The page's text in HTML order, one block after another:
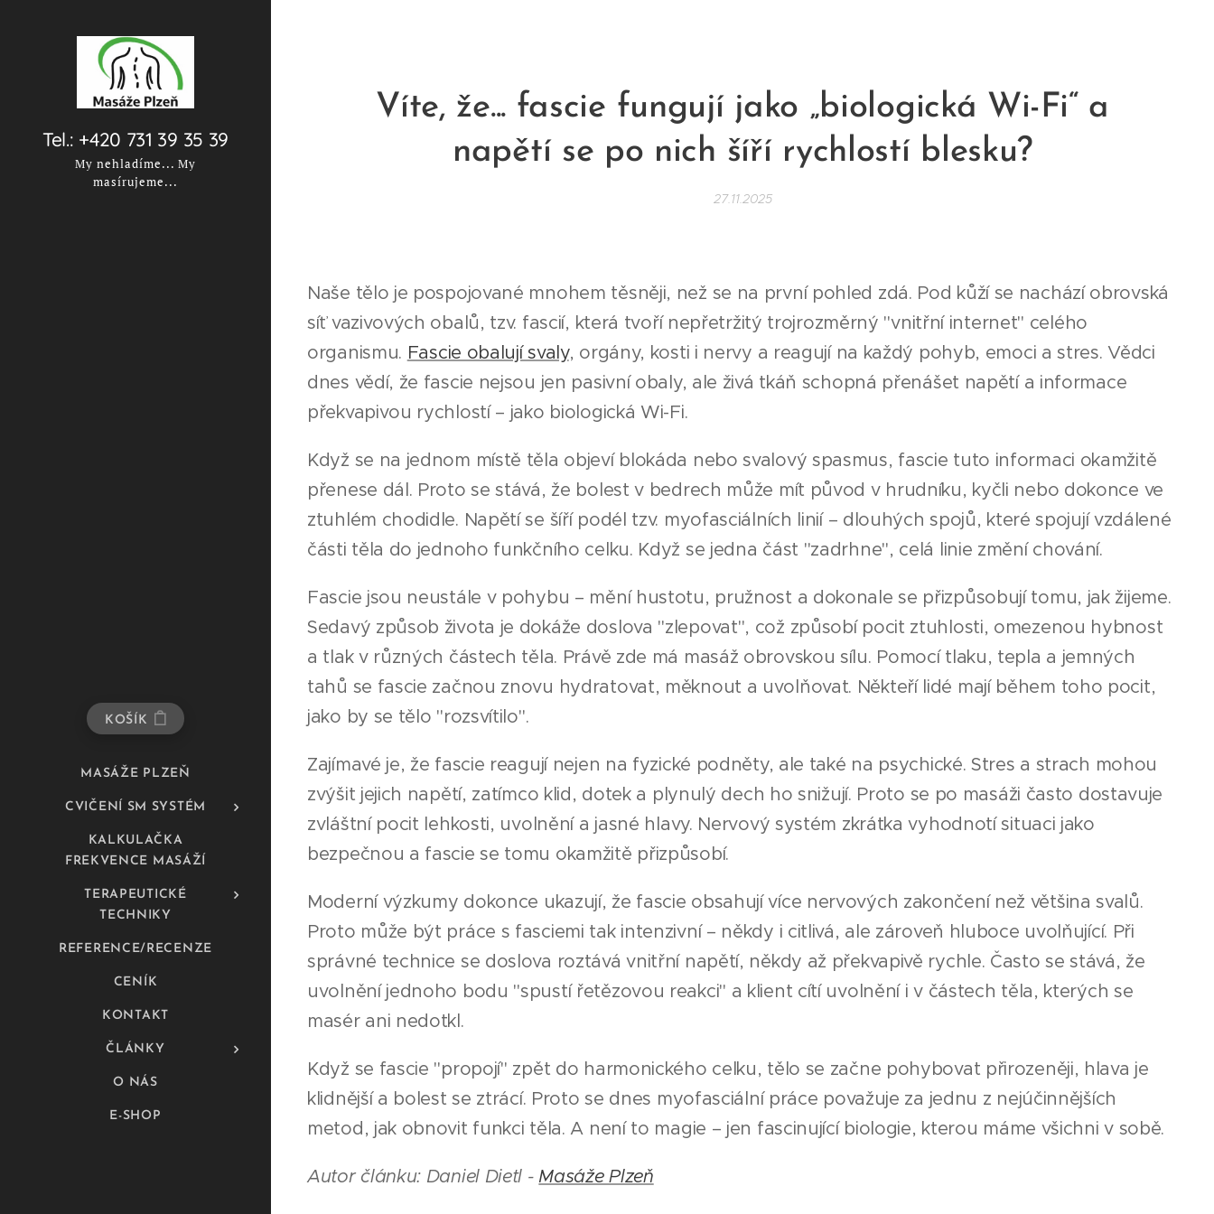
Tel.: +420 731 39 35 39
My nehladíme... My
masírujeme...
KOŠÍK
MASÁŽE PLZEŇ
CVIČENÍ SM SYSTÉM
KALKULAČKA
FREKVENCE MASÁŽÍ
TERAPEUTICKÉ
TECHNIKY
REFERENCE/RECENZE
CENÍK
KONTAKT
ČLÁNKY
O NÁS
E-SHOP
Víte, že... fascie fungují jako „biologická Wi-Fi“ a
napětí se po nich šíří rychlostí blesku?
27.11.2025
Naše tělo je pospojované mnohem těsněji, než se na první pohled zdá. Pod kůží se nachází obrovská
síť vazivových obalů, tzv. fascií, která tvoří nepřetržitý trojrozměrný "vnitřní internet" celého
organismu. Fascie obalují svaly, orgány, kosti i nervy a reagují na každý pohyb, emoci a stres. Vědci
dnes vědí, že fascie nejsou jen pasivní obaly, ale živá tkáň schopná přenášet napětí a informace
překvapivou rychlostí – jako biologická Wi-Fi.
Když se na jednom místě těla objeví blokáda nebo svalový spasmus, fascie tuto informaci okamžitě
přenese dál. Proto se stává, že bolest v bedrech může mít původ v hrudníku, kyčli nebo dokonce ve
ztuhlém chodidle. Napětí se šíří podél tzv. myofasciálních linií – dlouhých spojů, které spojují vzdálené
části těla do jednoho funkčního celku. Když se jedna část "zadrhne", celá linie změní chování.
Fascie jsou neustále v pohybu – mění hustotu, pružnost a dokonale se přizpůsobují tomu, jak žijeme.
Sedavý způsob života je dokáže doslova "zlepovat", což způsobí pocit ztuhlosti, omezenou hybnost
a tlak v různých částech těla. Právě zde má masáž obrovskou sílu. Pomocí tlaku, tepla a jemných
tahů se fascie začnou znovu hydratovat, měknout a uvolňovat. Někteří lidé mají během toho pocit,
jako by se tělo "rozsvítilo".
Zajímavé je, že fascie reagují nejen na fyzické podněty, ale také na psychické. Stres a strach mohou
zvýšit jejich napětí, zatímco klid, dotek a plynulý dech ho snižují. Proto se po masáži často dostavuje
zvláštní pocit lehkosti, uvolnění a jasné hlavy. Nervový systém zkrátka vyhodnotí situaci jako
bezpečnou a fascie se tomu okamžitě přizpůsobí.
Moderní výzkumy dokonce ukazují, že fascie obsahují více nervových zakončení než většina svalů.
Proto může být práce s fasciemi tak intenzivní – někdy i citlivá, ale zároveň hluboce uvolňující. Při
správné technice se doslova roztává vnitřní napětí, někdy až překvapivě rychle. Často se stává, že
uvolnění jednoho bodu "spustí řetězovou reakci" a klient cítí uvolnění i v částech těla, kterých se
masér ani nedotkl.
Když se fascie "propojí" zpět do harmonického celku, tělo se začne pohybovat přirozeněji, hlava je
klidnější a bolest se ztrácí. Proto se dnes myofasciální práce považuje za jednu z nejúčinnějších
metod, jak obnovit funkci těla. A není to magie – jen fascinující biologie, kterou máme všichni v sobě.
Autor článku: Daniel Dietl - Masáže Plzeň